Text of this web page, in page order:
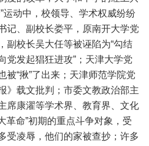
运动中，校领导、学术权威纷纷
记、副校长娄平，原南开大学党
副校长吴大任等被诬陷为“勾结
党发起猖狂进攻”；天津大学党
被“揪”了出来；天津师范学院党
》载文批判；市委文教政治部主
席康濯等学术界、教育界、文化
革命”初期的重点斗争对象，受
受凌辱，他们的家被查抄；许多